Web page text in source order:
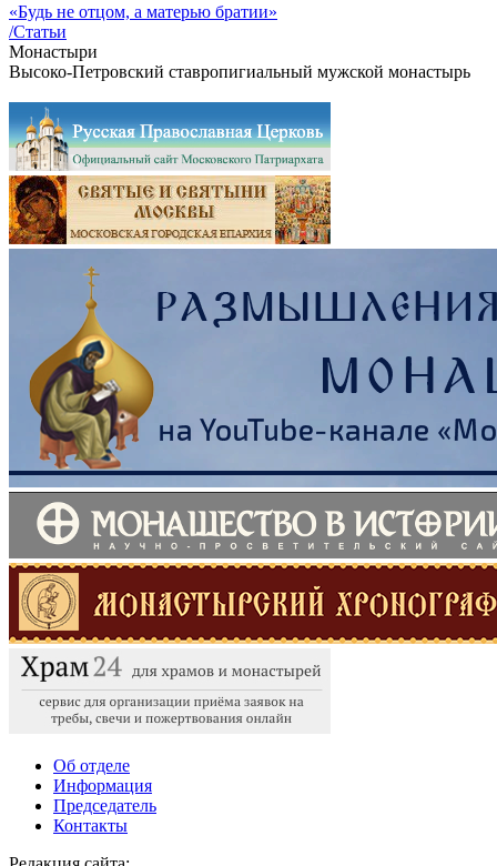
«Будь не отцом, а матерью братии»
/Статьи
Монастыри
Высоко-Петровский ставропигиальный мужской монастырь
Об отделе
Информация
Председатель
Контакты